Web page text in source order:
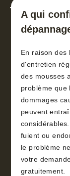
toiture 30
A qui
En raison des
d'entretien
des mousses
problème que
dommages
peuvent
fuient ou
le problème
votre
gratuitement.